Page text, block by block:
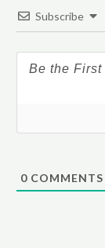
Subscribe
0 COMMENTS